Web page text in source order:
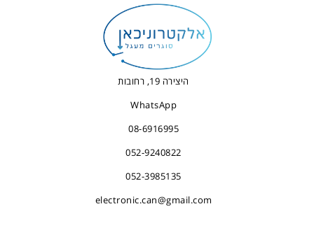
היצירה 19, רחובות
WhatsApp
08-6916995
052-9240822
052-3985135
electronic.can@gmail.com